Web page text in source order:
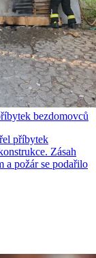
bezdomovců
příbytek
Zásah
a požár se podařilo